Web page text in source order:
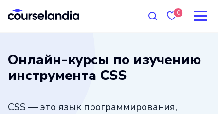
0
Онлайн-курсы по изучению
инструмента CSS
CSS — это язык программирования,